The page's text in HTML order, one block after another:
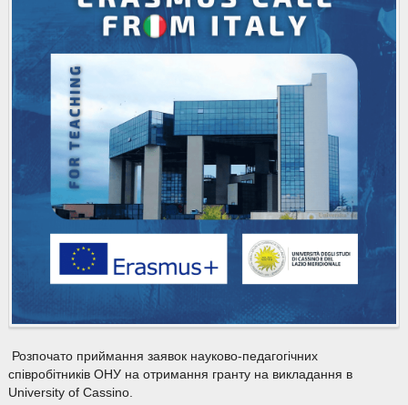
Розпочато приймання заявок науково-педагогічних
співробітників ОНУ на отримання гранту на викладання в
University of Cassino.